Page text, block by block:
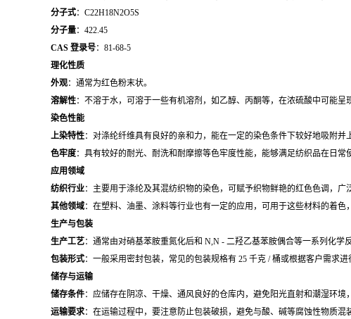
分子式：C22H18N2O5S
分子量：422.45
CAS 登录号：81-68-5
理化性质
外观：通常为红色粉末状。
溶解性：不溶于水，可溶于一些有机溶剂，如乙醇、丙酮等，在浓硫酸中可能呈
染色性能
上染特性：对涤纶纤维具有良好的亲和力，能在一定的染色条件下较好地吸附并
色牢度：具有较好的耐光、耐洗和耐摩擦等色牢度性能，能够满足纺织品在日常
应用领域
纺织行业：主要用于涤纶及其混纺织物的染色，可赋予织物鲜艳的红色色调，
其他领域：在塑料、油墨、涂料等行业也有一定的应用，可用于这些材料的着色
生产与包装
生产工艺：通常由对硝基苯胺重氮化后和 N,N - 二羟乙基苯胺偶合等一系列化学
包装形式：一般采用密封包装，常见的包装规格有 25 千克 / 桶或根据客户需求
储存与运输
储存条件：应储存在阴凉、干燥、通风良好的仓库内，避免阳光直射和潮湿环境
运输要求：在运输过程中，要注意防止包装破损，避免与酸、碱等腐蚀性物质